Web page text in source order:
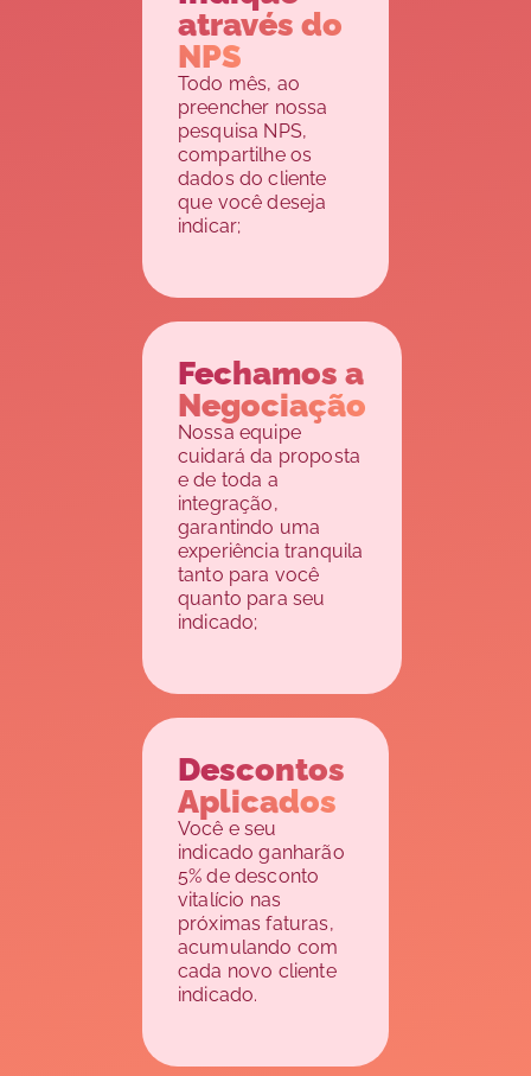
através do
NPS
Todo mês, ao
preencher nossa
pesquisa NPS,
compartilhe os
dados do cliente
que você deseja
indicar;
Fechamos a
Negociação
Nossa equipe
cuidará da proposta
e de toda a
integração,
garantindo uma
experiência tranquila
tanto para você
quanto para seu
indicado;
Descontos
Aplicados
Você e seu
indicado ganharão
5% de desconto
vitalício nas
próximas faturas,
acumulando com
cada novo cliente
indicado.